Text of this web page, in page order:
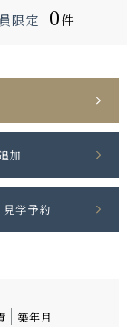
限定 0件
築年月